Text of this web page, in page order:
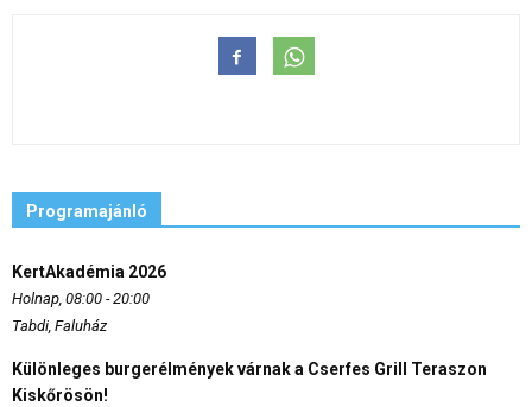
Programajánló
KertAkadémia 2026
Holnap, 08:00 - 20:00
Tabdi, Faluház
Különleges burgerélmények várnak a Cserfes Grill Teraszon
Kiskőrösön!